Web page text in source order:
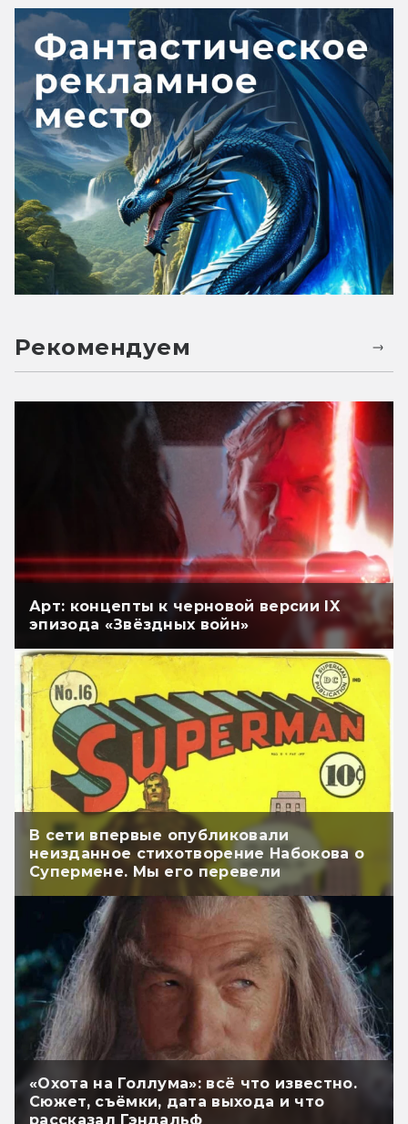
Рекомендуем
Арт: концепты к черновой версии IX
эпизода «Звёздных войн»
В сети впервые опубликовали
неизданное стихотворение Набокова о
Супермене. Мы его перевели
«Охота на Голлума»: всё что известно.
Сюжет, съёмки, дата выхода и что
рассказал Гэндальф